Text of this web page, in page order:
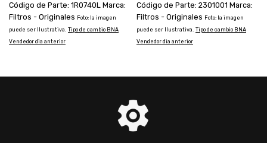
Código de Parte: 1R0740L Marca:
Filtros - Originales Foto: la imagen
puede ser Ilustrativa. Tipo de cambio BNA
Vendedor dia anterior
Código de Parte: 2301001 Marca:
Filtros - Originales Foto: la imagen
puede ser Ilustrativa. Tipo de cambio BNA
Vendedor dia anterior